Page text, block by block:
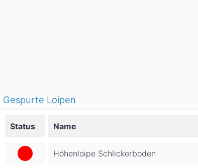
Gespurte Loipen
Status Name
Höhenloipe Schlickerboden